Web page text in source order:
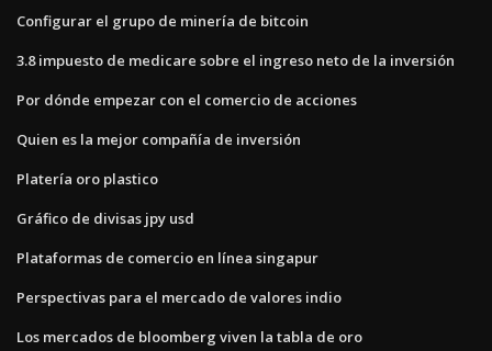
Configurar el grupo de minería de bitcoin
3.8 impuesto de medicare sobre el ingreso neto de la inversión
Por dónde empezar con el comercio de acciones
Quien es la mejor compañía de inversión
Platería oro plastico
Gráfico de divisas jpy usd
Plataformas de comercio en línea singapur
Perspectivas para el mercado de valores indio
Los mercados de bloomberg viven la tabla de oro